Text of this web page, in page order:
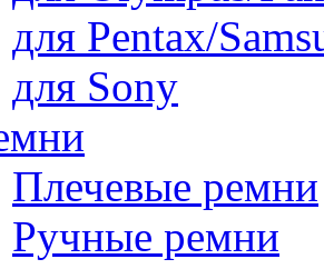
для Pentax/
для Sony
Плечевые ремни
Ручные ремни